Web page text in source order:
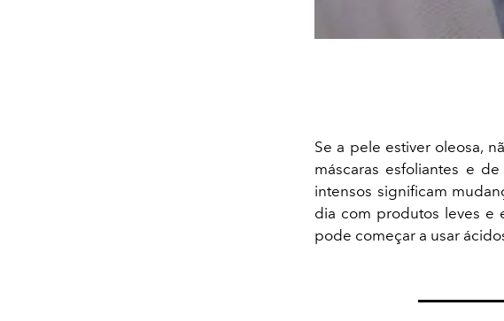
Se a pele estiver oleosa,
máscaras esfoliantes e
intensos significam
dia com produtos leves e
pode começar a usar